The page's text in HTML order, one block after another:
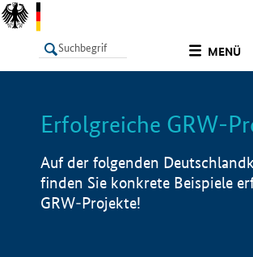
MENÜ
LISTE
Erfolgreiche GRW-
Auf der folgenden
finden Sie konkrete Beispiele
GRW-Projekte!